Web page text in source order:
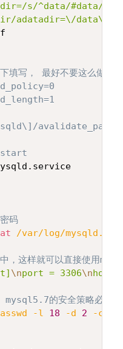
s/^data/#data/'
adatadir=\/data\/
写， 最好不要这么做，除
start
码
/var/log/
，这样就可以直接使用
\nport = 3306\nhost
的安全策略必须修
-l 18 -d 2 -c